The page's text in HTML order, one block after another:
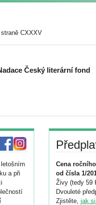
CXXXV
Český literární fond
a při
Cena
od čísla 1/
Živy (tedy 59
Dvouleté
Zjistěte, jak